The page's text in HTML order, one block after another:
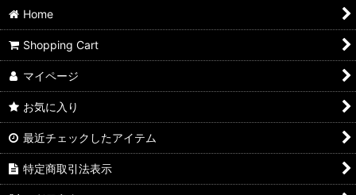
Home
Shopping Cart
マイページ
お気に入り
最近チェックしたアイテム
特定商取引法表示